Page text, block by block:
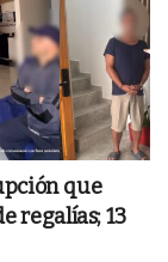
que
regalías; 13